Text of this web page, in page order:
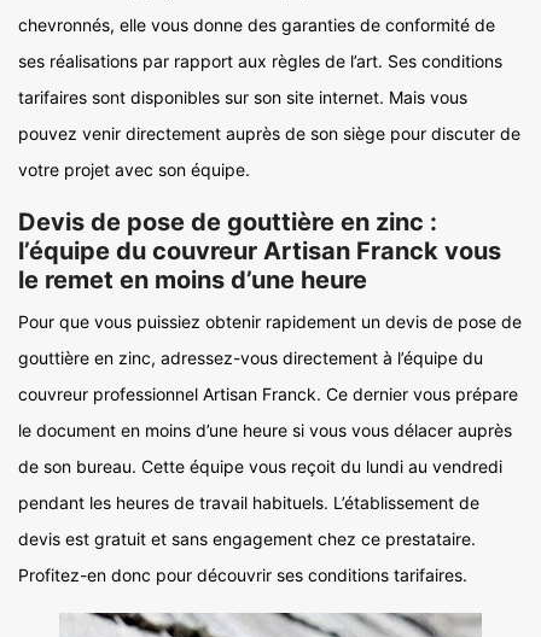
chevronnés, elle vous donne des garanties de conformité de
ses réalisations par rapport aux règles de l’art. Ses conditions
tarifaires sont disponibles sur son site internet. Mais vous
pouvez venir directement auprès de son siège pour discuter de
votre projet avec son équipe.
Devis de pose de gouttière en zinc :
l’équipe du couvreur Artisan Franck vous
le remet en moins d’une heure
Pour que vous puissiez obtenir rapidement un devis de pose de
gouttière en zinc, adressez-vous directement à l’équipe du
couvreur professionnel Artisan Franck. Ce dernier vous prépare
le document en moins d’une heure si vous vous délacer auprès
de son bureau. Cette équipe vous reçoit du lundi au vendredi
pendant les heures de travail habituels. L’établissement de
devis est gratuit et sans engagement chez ce prestataire.
Profitez-en donc pour découvrir ses conditions tarifaires.